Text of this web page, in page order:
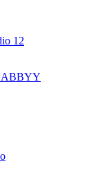
12
ABBYY